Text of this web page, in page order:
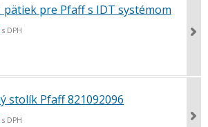
pätiek pre Pfaff s IDT systémom
s DPH
stolík Pfaff 821092096
s DPH